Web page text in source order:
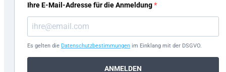
Ihre E-Mail-Adresse für die Anmeldung
Es gelten die Datenschutzbestimmungen im Einklang mit der DSGVO.
ANMELDEN